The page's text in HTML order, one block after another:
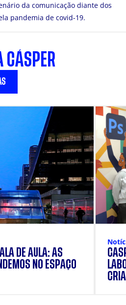
da comunicação diante dos
pandemia de covid-19.
CÁSPER
DE AULA: AS
NO ESPAÇO